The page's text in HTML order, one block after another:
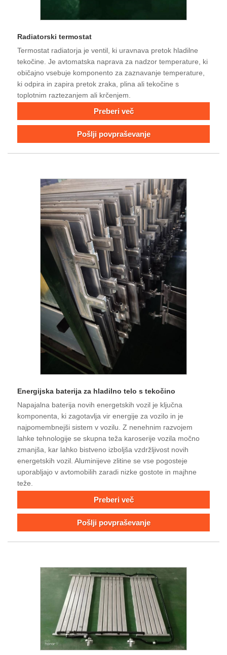
Radiatorski termostat
Termostat radiatorja je ventil, ki uravnava pretok hladilne
tekočine. Je avtomatska naprava za nadzor temperature, ki
običajno vsebuje komponento za zaznavanje temperature,
ki odpira in zapira pretok zraka, plina ali tekočine s
toplotnim raztezanjem ali krčenjem.
Preberi več
Pošlji povpraševanje
Energijska baterija za hladilno telo s tekočino
Napajalna baterija novih energetskih vozil je ključna
komponenta, ki zagotavlja vir energije za vozilo in je
najpomembnejši sistem v vozilu. Z nenehnim razvojem
lahke tehnologije se skupna teža karoserije vozila močno
zmanjša, kar lahko bistveno izboljša vzdržljivost novih
energetskih vozil. Aluminijeve zlitine se vse pogosteje
uporabljajo v avtomobilih zaradi nizke gostote in majhne
teže.
Preberi več
Pošlji povpraševanje